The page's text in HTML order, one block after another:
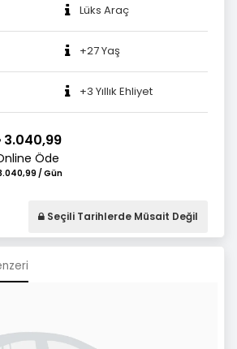
Lüks Araç
+27 Yaş
+3 Yıllık Ehliyet
3.040,99
Öde
/ Gün
Seçili Tarihlerde Müsait Değil